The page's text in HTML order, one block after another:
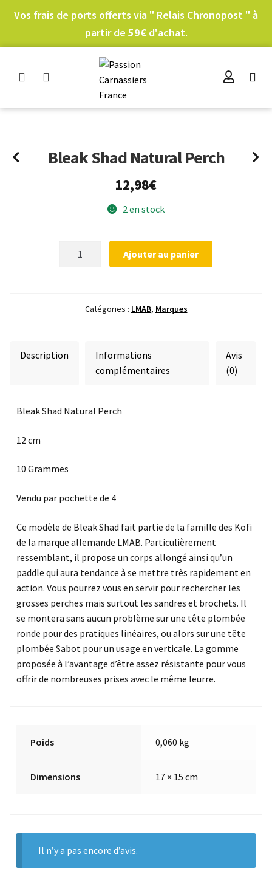
Vos frais de ports offerts via " Relais Chronopost " à
partir de 59€ d'achat.
Bleak Shad Natural Perch
12,98€
2 en stock
Natural
Ajouter au panier
Catégories : LMAB, Marques
Description
Informations
complémentaires
Avis
(0)
Bleak Shad Natural Perch
12 cm
10 Grammes
Vendu par pochette de 4
Ce modèle de Bleak Shad fait partie de la famille des Kofi
de la marque allemande LMAB. Particulièrement
ressemblant, il propose un corps allongé ainsi qu’un
paddle qui aura tendance à se mettre très rapidement en
action. Vous pourrez vous en servir pour rechercher les
grosses perches mais surtout les sandres et brochets. Il
se montera sans aucun problème sur une tête plombée
ronde pour des pratiques linéaires, ou alors sur une tête
plombée Sabot pour un usage en verticale. La gomme
proposée à l’avantage d’être assez résistante pour vous
offrir de nombreuses prises avec le même leurre.
Poids 0,060 kg
Dimensions 17 × 15 cm
Il n’y a pas encore d’avis.